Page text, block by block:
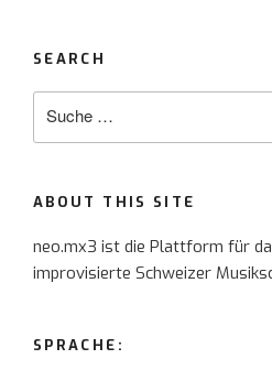
SEARCH
ABOUT THIS SITE
neo.mx3 ist die Plattform für
improvisierte Schweizer
SPRACHE: